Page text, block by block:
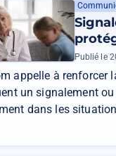
Publié le
appelle à renforcer
un signalement
dans les